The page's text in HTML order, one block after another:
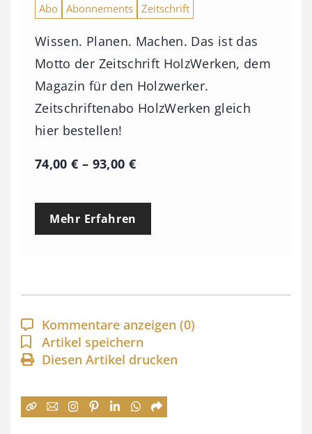
Abo Abonnements Zeitschrift
Wissen. Planen. Machen. Das ist das
Motto der Zeitschrift HolzWerken, dem
Magazin für den Holzwerker.
Zeitschriftenabo HolzWerken gleich
hier bestellen!
74,00€ – 93,00 €P
e
p
a
n
n
:
Mehr Erfahren
Kommentare anzeigen (0)
Artikel speichern
Diesen Artikel drucken